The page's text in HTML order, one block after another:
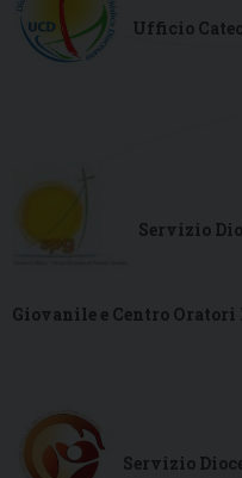
Ufficio
Servizio
Giovanile e Centro Oratori
Servizio